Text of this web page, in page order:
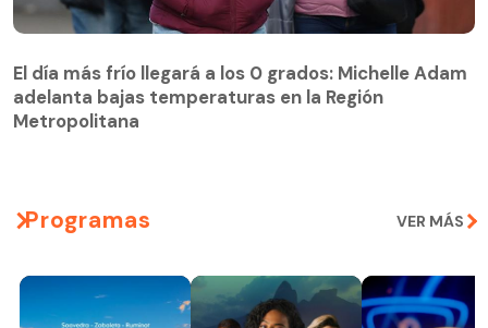
adelanta bajas temperaturas en la Región
Metropolitana
El día más frío llegará a los 0 grados: Michelle Adam
adelanta bajas temperaturas en la Región
Metropolitana
Programas VER MÁS